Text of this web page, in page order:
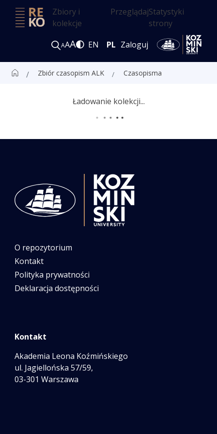
Zbiory i
kolekcje
PrzeglądajStatystyki
strony
AAA EN PL Zaloguj
Zbiór czasopism ALK Czasopisma
Ładowanie kolekcji...
O repozytorium
Kontakt
Polityka prywatności
Deklaracja dostępności
Kontakt
Akademia Leona Koźmińskiego
ul. Jagiellońska 57/59,
03-301 Warszawa